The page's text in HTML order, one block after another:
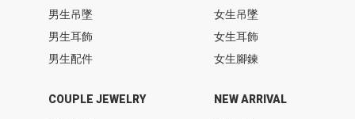
男生吊墜
男生耳飾
男生配件
女生吊墜
女生耳飾
女生腳鍊
COUPLE JEWELRY NEW ARRIVAL